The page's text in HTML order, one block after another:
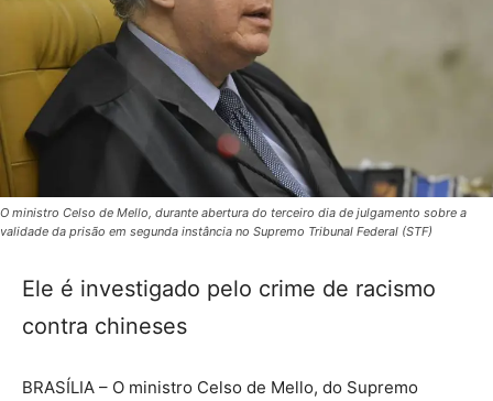
O ministro Celso de Mello, durante abertura do terceiro dia de julgamento sobre a
validade da prisão em segunda instância no Supremo Tribunal Federal (STF)
Ele é investigado pelo crime de racismo
contra chineses
BRASÍLIA – O ministro Celso de Mello, do Supremo